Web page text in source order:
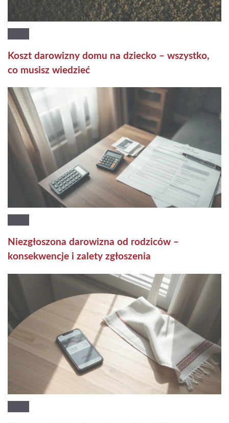
Koszt darowizny domu na dziecko – wszystko,
co musisz wiedzieć
Niezgłoszona darowizna od rodziców –
konsekwencje i zalety zgłoszenia